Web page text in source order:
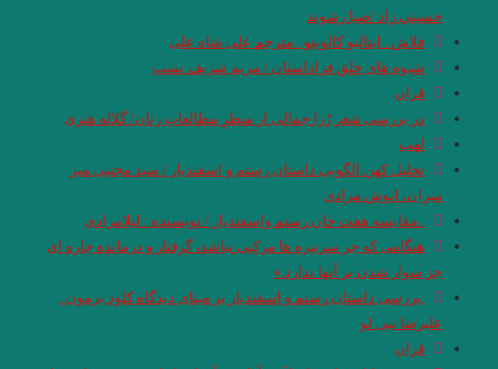
حسيني زاد /ضيا رشوند
فلاش . ایتالیو کالوینو . مترجم علی شاه علی
شیوه های خلق فراداستان / مریم شریف نسب
قران
در بررسی شعر رُزا جمالی از منظرِ مطالعاتِ زنان/ گلاله هنری
لهب
تحلیل کهن الگویی داستان رستم و اسفندیار / سید مجتبی میر
میران، انوش مرادی
. مقایسه هفت ‌خان رستم واسفندیار / نویسنده : لیلامرادی
هنگامی که جز سرنیزه ها مرکبی نباشد، گرفتار و درمانده چاره ای
جز سوار شدن بر آنها ندارد.»
.بررسی داستان رستم و اسفندیار بر مبنای دیدگاه کلود برمون .
علیرضا نبی لو
قران